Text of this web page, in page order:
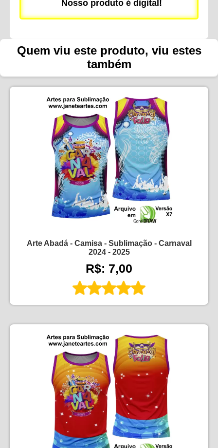
Nosso produto é digital!
Quem viu este produto, viu estes
também
Arte Abadá - Camisa - Sublimação - Carnaval
2024 - 2025
R$: 7,00